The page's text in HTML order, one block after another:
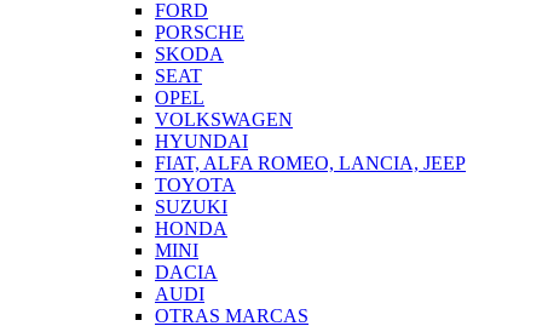
FORD
PORSCHE
SKODA
SEAT
OPEL
VOLKSWAGEN
HYUNDAI
FIAT, ALFA ROMEO, LANCIA, JEEP
TOYOTA
SUZUKI
HONDA
MINI
DACIA
AUDI
OTRAS MARCAS